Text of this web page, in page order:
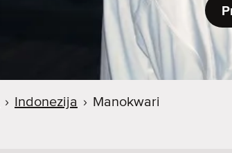
› Indonezija › Manokwari